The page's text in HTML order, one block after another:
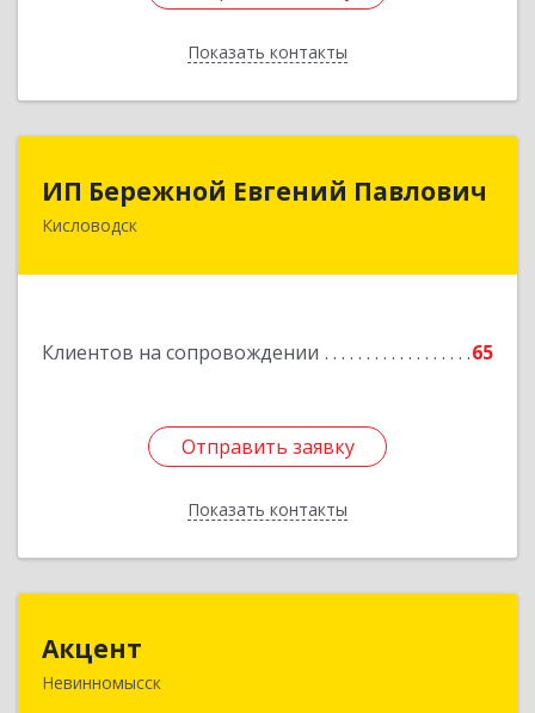
Показать контакты
Назад
ИП Бережной Евгений Павлович
Кисловодск
Клиентов на сопровождении 65
Отправить заявку
Показать контакты
ИП Бережной Евгений Павлович
357748, Ставропольский край, Кисловодск г,
Отправить заявку
Назад
Акцент
Невинномысск
357112, Ставропольский край, Невинномысск г,